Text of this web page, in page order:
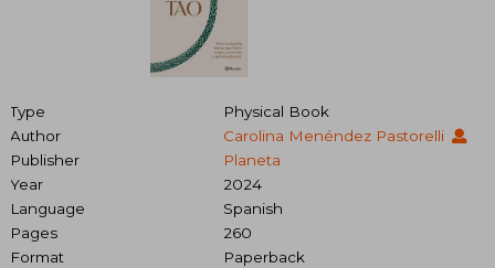
Type
Physical Book
Author
Carolina Menéndez Pastorelli
Publisher
Planeta
Year
2024
Language
Spanish
Pages
260
Format
Paperback